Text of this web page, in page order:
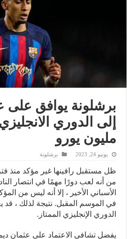
برشلونة يوافق على
مليون يورو
يونيو 24, 2023 برشلونة
ظل مستقبل رافينها غير مؤكد منذ
من أنه لعب دورًا مهمًا في انتصار
الأسباني الأخير ، إلا أنه ليس من
في الموسم المقبل. نتيجة لذلك ، قد
الدوري الإنجليزي الممتاز.
يفضل تشافي الاعتماد على عثمان